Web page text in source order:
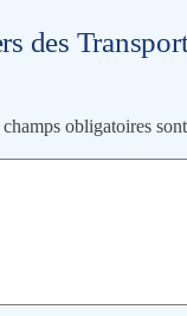
des
obligatoires